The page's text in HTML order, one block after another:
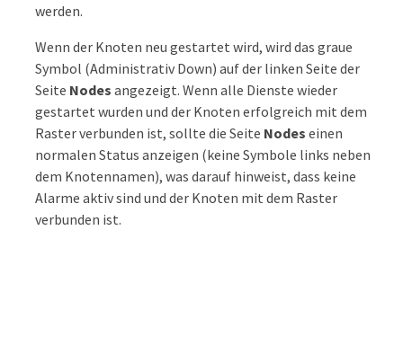
werden.
Wenn der Knoten neu gestartet wird, wird das graue
Symbol (Administrativ Down) auf der linken Seite der
Seite Nodes angezeigt. Wenn alle Dienste wieder
gestartet wurden und der Knoten erfolgreich mit dem
Raster verbunden ist, sollte die Seite Nodes einen
normalen Status anzeigen (keine Symbole links neben
dem Knotennamen), was darauf hinweist, dass keine
Alarme aktiv sind und der Knoten mit dem Raster
verbunden ist.